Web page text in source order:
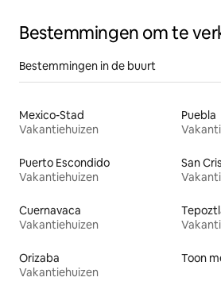
Bestemmingen om te
Bestemmingen in de buurt
Mexico-Stad
Vakantiehuizen
Puebla
Puerto Escondido
Vakantiehuizen
San
Cuernavaca
Vakantiehuizen
Orizaba
Vakantiehuizen
Toon